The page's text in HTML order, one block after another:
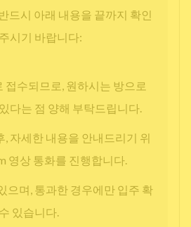
드시 아래 내용을 끝까지 확인
시기 바랍니다:
접수되므로, 원하시는 방으로
다는 점 양해 부탁드립니다.
, 자세한 내용을 안내드리기 위
영상 통화를 진행합니다.
으며, 통과한 경우에만 입주 확
있습니다.